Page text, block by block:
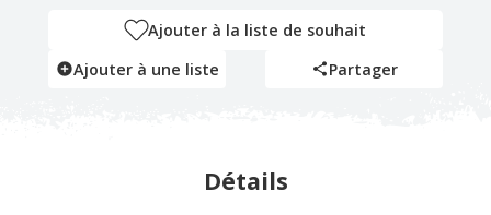
Ajouter à la liste de souhait
Ajouter à une liste
Partager
Détails